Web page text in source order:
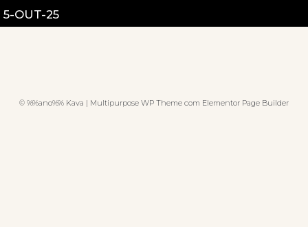
5-OUT-25
© %%ano%% Kava | Multipurpose WP Theme com Elementor Page Builder